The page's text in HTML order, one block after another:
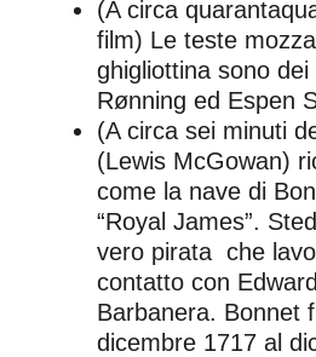
(A circa
film) Le teste
ghigliottina sono
Rønning ed Espen
(A circa sei minuti
(Lewis McGowan)
come la nave di
“Royal James”.
vero pirata che
contatto con
Barbanera. Bonnet
dicembre 1717 al